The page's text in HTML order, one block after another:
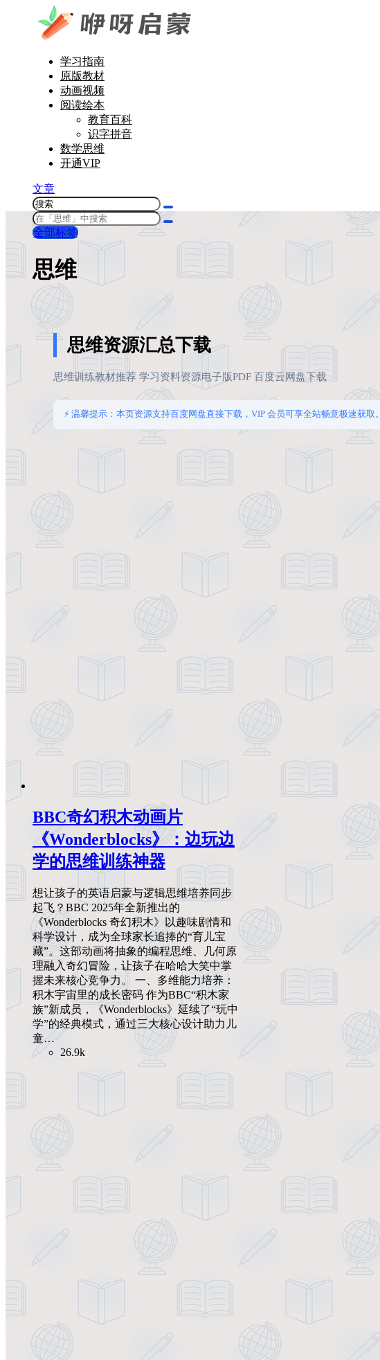
学习指南
原版教材
动画视频
阅读绘本
教育百科
识字拼音
数学思维
开通VIP
文章
全部标签
思维
思维资源汇总下载
思维训练教材推荐 学习资料资源电子版PDF 百度云网盘下载
⚡ 温馨提示：本页资源支持百度网盘直接下载，VIP 会员可享全站畅意极速获取。
BBC奇幻积木动画片
《Wonderblocks》：边玩边
学的思维训练神器
想让孩子的英语启蒙与逻辑思维培养同步
起飞？BBC 2025年全新推出的
《Wonderblocks 奇幻积木》以趣味剧情和
科学设计，成为全球家长追捧的“育儿宝
藏”。这部动画将抽象的编程思维、几何原
理融入奇幻冒险，让孩子在哈哈大笑中掌
握未来核心竞争力。 一、多维能力培养：
积木宇宙里的成长密码 作为BBC“积木家
族”新成员，《Wonderblocks》延续了“玩中
学”的经典模式，通过三大核心设计助力儿
童…
26.9k